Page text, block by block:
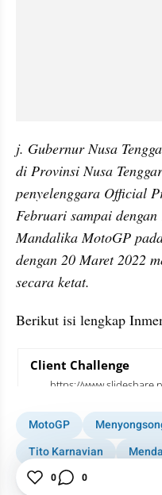
j. Gubernur Nusa
di Provinsi Nusa
penyelenggara Official
Februari sampai
Mandalika MotoGP
dengan 20 Maret 2022
secara ketat.
Berikut isi lengkap
MotoGP
Tito Karnavian
Sirkuit Mandalika
0 0